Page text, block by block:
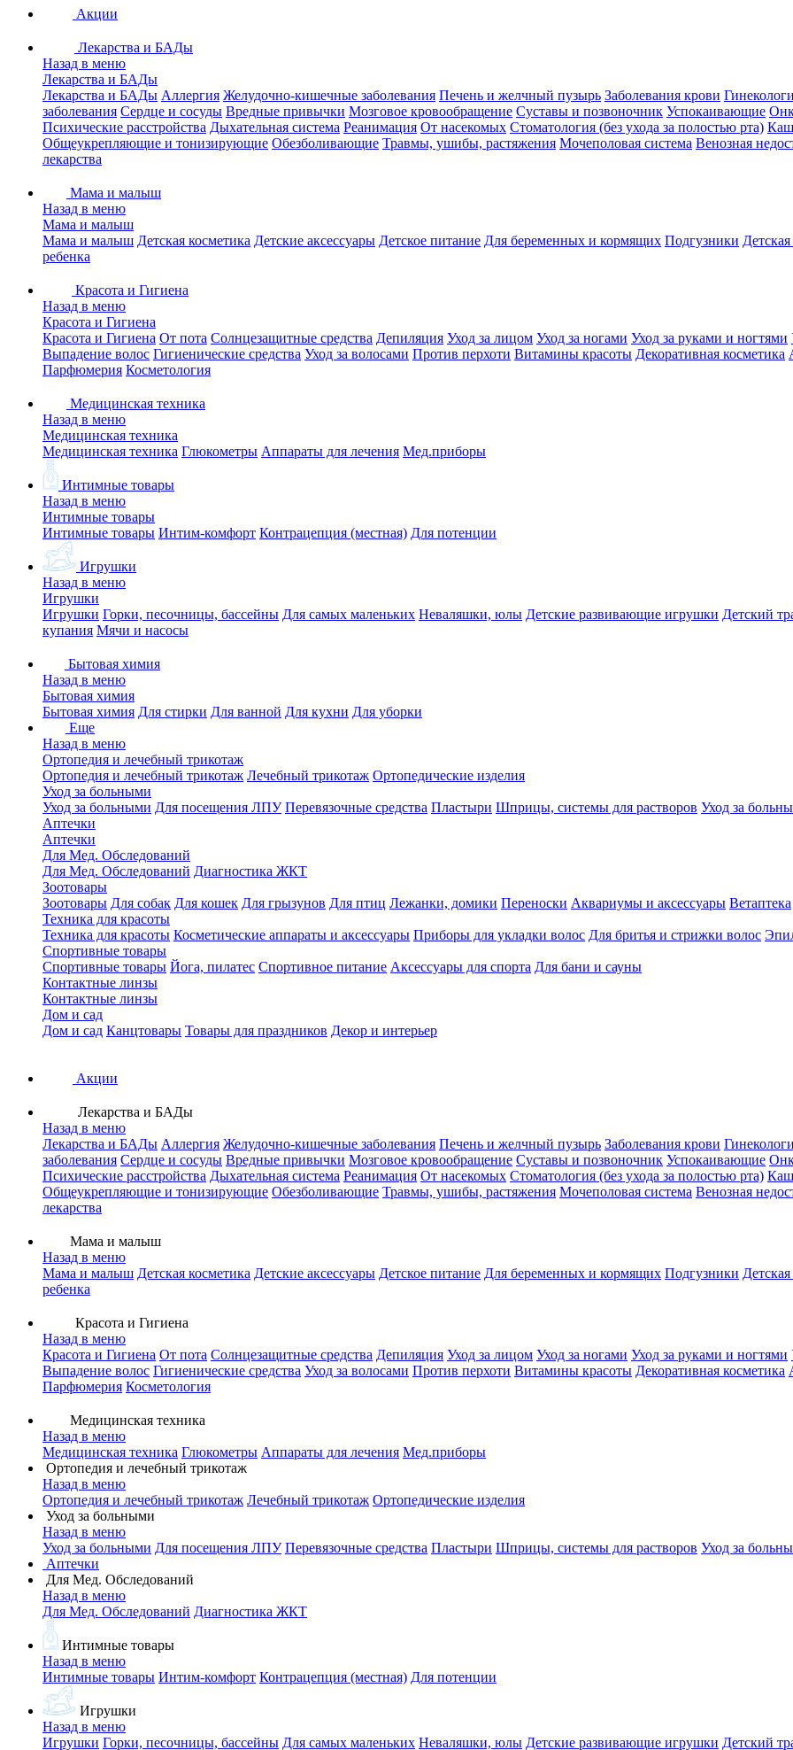
Акции
Лекарства и БАДы
Назад в меню
Лекарства и БАДы
Лекарства и БАДы Аллергия Желудочно-кишечные заболевания Печень и желчный пузырь Заболевания крови
заболевания Сердце и сосуды Вредные привычки Мозговое кровообращение Суставы и позвоночник Успокаивающие
Психические расстройства Дыхательная система Реанимация От насекомых Стоматология (без ухода за полостью рта)
Общеукрепляющие и тонизирующие Обезболивающие Травмы, ушибы, растяжения Мочеполовая система Венозная
лекарства
Мама и малыш
Назад в меню
Мама и малыш
Мама и малыш Детская косметика Детские аксессуары Детское питание Для беременных и кормящих Подгузники
ребенка
Красота и Гигиена
Назад в меню
Красота и Гигиена
Красота и Гигиена От пота Солнцезащитные средства Депиляция Уход за лицом Уход за ногами Уход за руками и ногтями
Выпадение волос Гигиенические средства Уход за волосами Против перхоти Витамины красоты Декоративная косметика
Парфюмерия Косметология
Медицинская техника
Назад в меню
Медицинская техника
Медицинская техника Глюкометры Аппараты для лечения Мед.приборы
Интимные товары
Назад в меню
Интимные товары
Интимные товары Интим-комфорт Контрацепция (местная) Для потенции
Игрушки
Назад в меню
Игрушки
Игрушки Горки, песочницы, бассейны Для самых маленьких Неваляшки, юлы Детские развивающие игрушки Детский
купания Мячи и насосы
Бытовая химия
Назад в меню
Бытовая химия
Бытовая химия Для стирки Для ванной Для кухни Для уборки
Еще
Назад в меню
Ортопедия и лечебный трикотаж
Ортопедия и лечебный трикотаж Лечебный трикотаж Ортопедические изделия
Уход за больными
Уход за больными Для посещения ЛПУ Перевязочные средства Пластыри Шприцы, системы для растворов Уход за
Аптечки
Аптечки
Для Мед. Обследований
Для Мед. Обследований Диагностика ЖКТ
Зоотовары
Зоотовары Для собак Для кошек Для грызунов Для птиц Лежанки, домики Переноски Аквариумы и аксессуары Ветаптека
Техника для красоты
Техника для красоты Косметические аппараты и аксессуары Приборы для укладки волос Для бритья и стрижки волос
Спортивные товары
Спортивные товары Йога, пилатес Спортивное питание Аксессуары для спорта Для бани и сауны
Контактные линзы
Контактные линзы
Дом и сад
Дом и сад Канцтовары Товары для праздников Декор и интерьер
Акции
Лекарства и БАДы
Назад в меню
Лекарства и БАДы Аллергия Желудочно-кишечные заболевания Печень и желчный пузырь Заболевания крови
заболевания Сердце и сосуды Вредные привычки Мозговое кровообращение Суставы и позвоночник Успокаивающие
Психические расстройства Дыхательная система Реанимация От насекомых Стоматология (без ухода за полостью рта)
Общеукрепляющие и тонизирующие Обезболивающие Травмы, ушибы, растяжения Мочеполовая система Венозная
лекарства
Мама и малыш
Назад в меню
Мама и малыш Детская косметика Детские аксессуары Детское питание Для беременных и кормящих Подгузники
ребенка
Красота и Гигиена
Назад в меню
Красота и Гигиена От пота Солнцезащитные средства Депиляция Уход за лицом Уход за ногами Уход за руками и ногтями
Выпадение волос Гигиенические средства Уход за волосами Против перхоти Витамины красоты Декоративная косметика
Парфюмерия Косметология
Медицинская техника
Назад в меню
Медицинская техника Глюкометры Аппараты для лечения Мед.приборы
Ортопедия и лечебный трикотаж
Назад в меню
Ортопедия и лечебный трикотаж Лечебный трикотаж Ортопедические изделия
Уход за больными
Назад в меню
Уход за больными Для посещения ЛПУ Перевязочные средства Пластыри Шприцы, системы для растворов Уход за
Аптечки
Для Мед. Обследований
Назад в меню
Для Мед. Обследований Диагностика ЖКТ
Интимные товары
Назад в меню
Интимные товары Интим-комфорт Контрацепция (местная) Для потенции
Игрушки
Назад в меню
Игрушки Горки, песочницы, бассейны Для самых маленьких Неваляшки, юлы Детские развивающие игрушки Детский